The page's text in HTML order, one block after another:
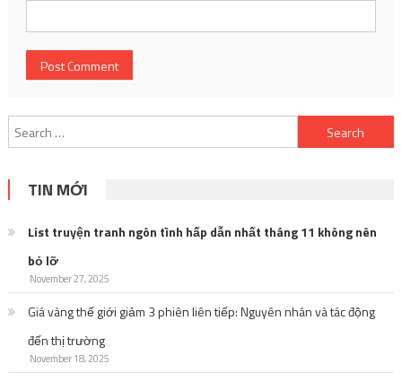
Search
for:
TIN MỚI
List truyện tranh ngôn tình hấp dẫn nhất tháng 11 không nên
bỏ lỡ
November 27, 2025
Giá vàng thế giới giảm 3 phiên liên tiếp: Nguyên nhân và tác động
đến thị trường
November 18, 2025